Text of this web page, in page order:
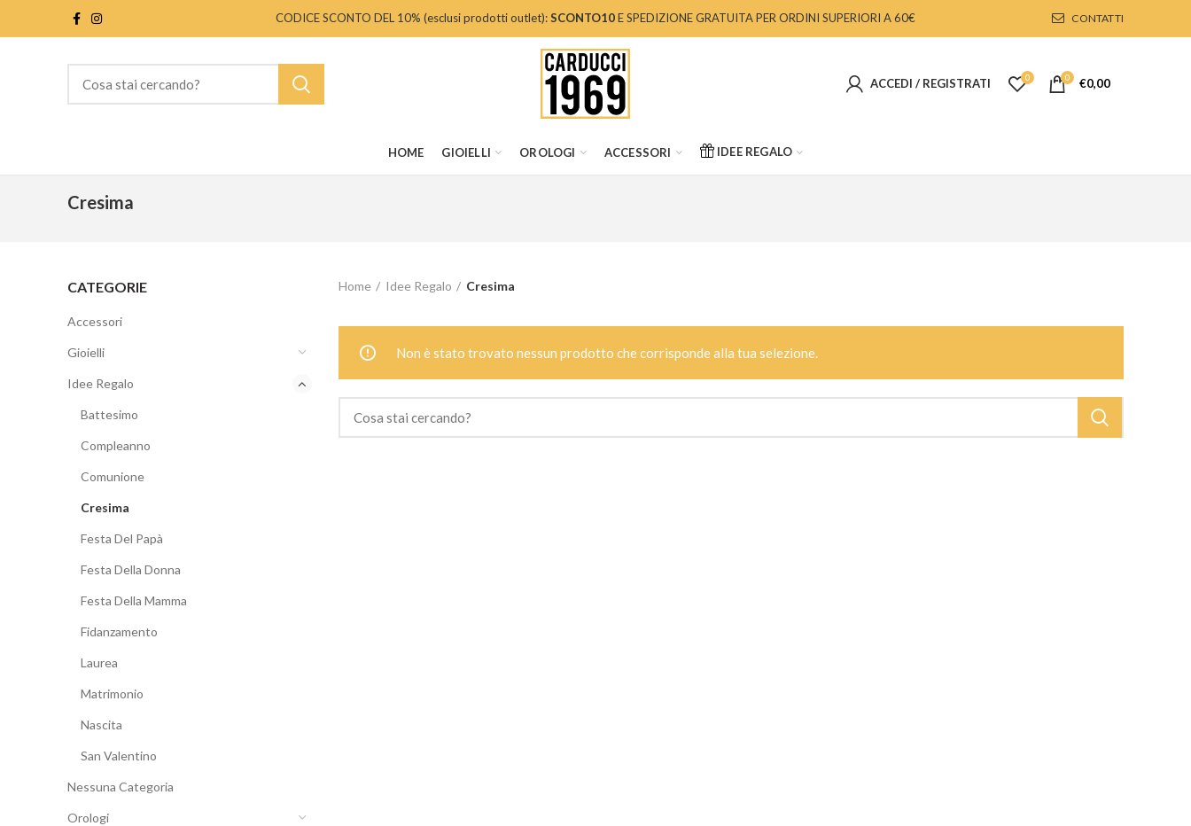
CODICE SCONTO DEL 10% (esclusi prodotti outlet):SCONTO10E SPEDIZIONE GRATUITA PER ORDINI SUPERIORI A 60€ CONTATTI
ACCEDI / REGISTRATI 0 0 €0,00
HOME GIOIELLI OROLOGI ACCESSORI IDEE REGALO
Cresima
CATEGORIE
Accessori
Gioielli
Idee Regalo
Battesimo
Compleanno
Comunione
Cresima
Festa Del Papà
Festa Della Donna
Festa Della Mamma
Fidanzamento
Laurea
Matrimonio
Nascita
San Valentino
Nessuna Categoria
Orologi
Home Idee Regalo Cresima
Non è stato trovato nessun prodotto che corrisponde alla tua selezione.